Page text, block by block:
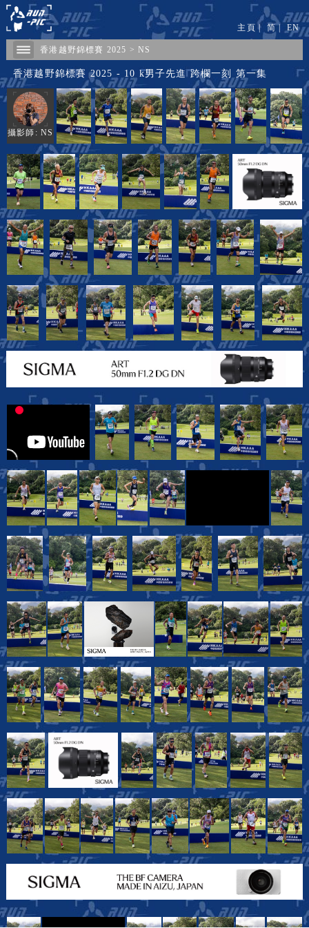
香港越野錦標賽 2025 >NS
主頁 | 简| EN
香港越野錦標賽 2025 - 10 k男子先進 跨欄一刻 第一集
攝影師: NS